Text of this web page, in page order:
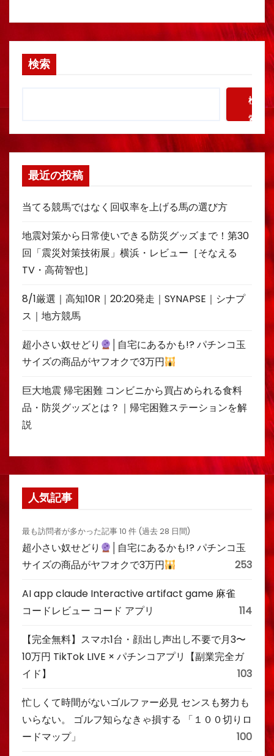
検索
検
索
最近の投稿
当てる競馬ではなく回収率を上げる馬の選び方
地震対策から日常使いできる防災グッズまで！第30
回「震災対策技術展」横浜・レビュー［そなえる
TV・高荷智也］
8/1厳選｜高知10R｜20:20発走｜SYNAPSE｜シナプ
ス｜地方競馬
超小さい奴せどり
│自宅にあるかも!? パチンコ玉
サイズの商品がヤフオクで3万円
巨大地震 帰宅困難 コンビニから買占められる食料
品・防災グッズとは？｜帰宅困難ステーションを解
説
人気記事
最も訪問者が多かった記事 10 件 (過去 28 日間)
超小さい奴せどり
│自宅にあるかも!? パチンコ玉
サイズの商品がヤフオクで3万円
253
AI app claude Interactive artifact game 麻雀
コードレビュー コード アプリ
114
【完全無料】スマホ1台・顔出し声出し不要で月3〜
10万円 TikTok LIVE × パチンコアプリ【副業完全ガ
イド】
103
忙しくて時間がないゴルファー必見 センスも努力も
いらない。 ゴルフ知らなきゃ損する 「１００切りロ
ードマップ」
100